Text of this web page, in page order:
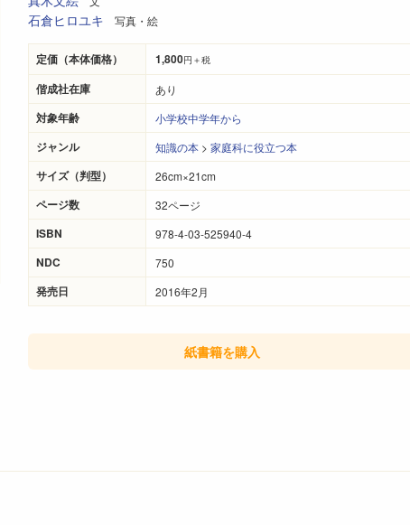
石倉ヒロユキ 写真・絵
定価（本体価格） 1,800円＋税
偕成社在庫 あり
対象年齢 小学校中学年から
ジャンル 知識の本 >家庭科に役立つ本
サイズ（判型） 26cm×21cm
ページ数 32ページ
ISBN 978-4-03-525940-4
NDC 750
発売日 2016年2月
紙書籍を購入